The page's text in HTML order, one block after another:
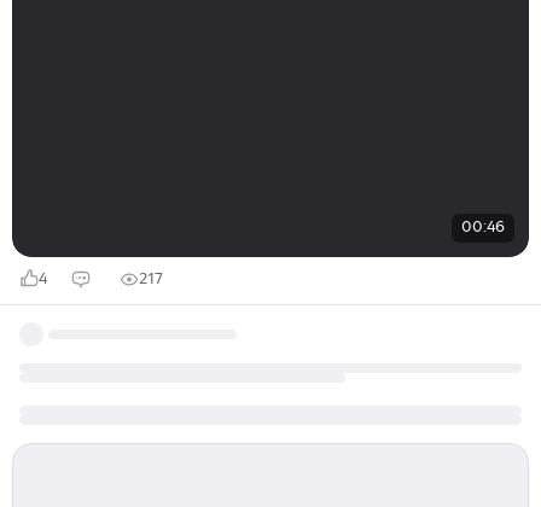
00:46
4 217